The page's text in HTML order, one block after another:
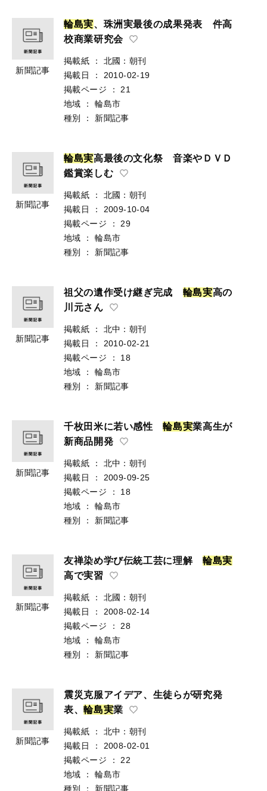
新聞記事
輪島実、珠洲実最後の成果発表 件高
校商業研究会
掲載紙 ：
北國：朝刊
掲載日
：
2010-02-19
掲載ページ
：
21
地域
：
輪島市
種別
： 新聞記事
新聞記事
輪島実高最後の文化祭 音楽やＤＶＤ
鑑賞楽しむ
掲載紙 ：
北國：朝刊
掲載日
：
2009-10-04
掲載ページ
：
29
地域
：
輪島市
種別
： 新聞記事
新聞記事
祖父の遺作受け継ぎ完成 輪島実高の
川元さん
掲載紙 ：
北中：朝刊
掲載日
：
2010-02-21
掲載ページ
：
18
地域
：
輪島市
種別
： 新聞記事
新聞記事
千枚田米に若い感性輪島実業高生が
新商品開発
掲載紙 ：
北中：朝刊
掲載日
：
2009-09-25
掲載ページ
：
18
地域
：
輪島市
種別
： 新聞記事
新聞記事
友禅染め学び伝統工芸に理解 輪島実
高で実習
掲載紙 ：
北國：朝刊
掲載日
：
2008-02-14
掲載ページ
：
28
地域
：
輪島市
種別
： 新聞記事
新聞記事
震災克服アイデア、生徒らが研究発
表、輪島実業
掲載紙 ：
北中：朝刊
掲載日
：
2008-02-01
掲載ページ
：
22
地域
：
輪島市
種別
： 新聞記事